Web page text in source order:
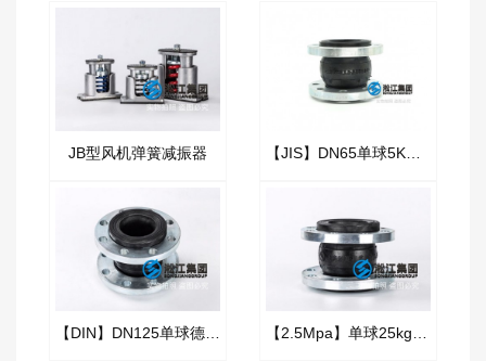
JB型风机弹簧减振器 【JIS】DN65单球5K橡胶接头“日标法兰”
【DIN】DN125单球德标橡胶接头 【2.5Mpa】单球25kg橡胶接头“高压消防车”